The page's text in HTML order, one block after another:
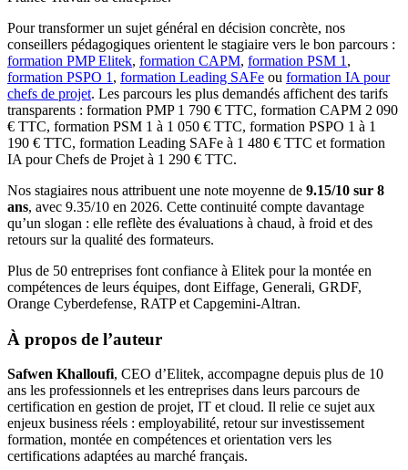
Pour transformer un sujet général en décision concrète, nos
conseillers pédagogiques orientent le stagiaire vers le bon parcours :
formation PMP Elitek, formation CAPM, formation PSM 1 ,
formation PSPO 1 , formation Leading SAFe ou formation IA pour
chefs de projet. Les parcours les plus demandés affichent des tarifs
transparents : formation PMP 1 790 € TTC, formation CAPM 2 090
€ TTC, formation PSM 1 à 1 050 € TTC, formation PSPO 1 à 1
190 € TTC, formation Leading SAFe à 1 480 € TTC et formation
IA pour Chefs de Projet à 1 290 € TTC.
Nos stagiaires nous attribuent une note moyenne de 9.15/10 sur 8
ans, avec 9.35/10 en 2026. Cette continuité compte davantage
qu’un slogan : elle reflète des évaluations à chaud, à froid et des
retours sur la qualité des formateurs.
Plus de 50 entreprises font confiance à Elitek pour la montée en
compétences de leurs équipes, dont Eiffage, Generali, GRDF,
Orange Cyberdefense, RATP et Capgemini-Altran.
À propos de l’auteur
Safwen Khalloufi, CEO d’Elitek, accompagne depuis plus de 10
ans les professionnels et les entreprises dans leurs parcours de
certification en gestion de projet, IT et cloud. Il relie ce sujet aux
enjeux business réels : employabilité, retour sur investissement
formation, montée en compétences et orientation vers les
certifications adaptées au marché français.